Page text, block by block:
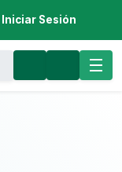
Iniciar Sesión